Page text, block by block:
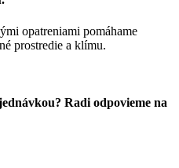
opatreniami pomáhame
prostredie a klímu.
Radi odpovieme na